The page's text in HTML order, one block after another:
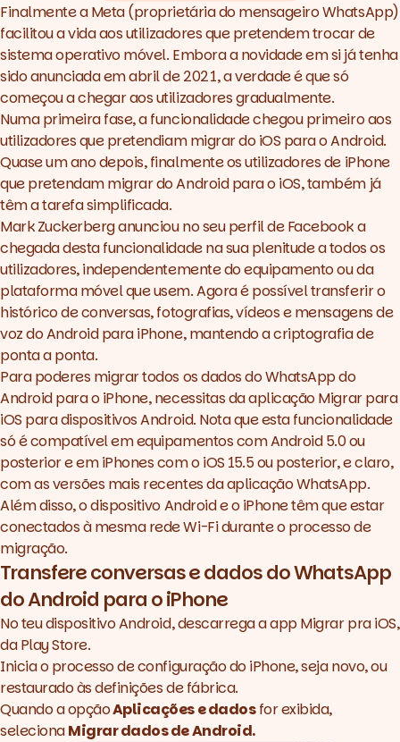
Finalmente a Meta (proprietária do mensageiro WhatsApp)
facilitou a vida aos utilizadores que pretendem trocar de
sistema operativo móvel. Embora a novidade em si já tenha
sido anunciada em abril de 2021, a verdade é que só
começou a chegar aos utilizadores gradualmente.
Numa primeira fase, a funcionalidade chegou primeiro aos
utilizadores que pretendiam migrar do iOS para oAndroid.
Quase um ano depois, finalmente os utilizadores de iPhone
que pretendam migrar do Android para o iOS, também já
têm a tarefa simplificada.
Mark Zuckerberg anunciou no seu perfil de Facebook a
chegada desta funcionalidade na sua plenitude a todos os
utilizadores, independentemente do equipamento ou da
plataforma móvel que usem. Agora é possível transferir o
histórico de conversas, fotografias, vídeos e mensagens de
voz do Android para iPhone, mantendo a criptografia de
ponta a ponta.
Para poderes migrar todos os dados do WhatsApp do
Androidpara o iPhone, necessitas da aplicação Migrar para
iOS para dispositivos Android. Nota que esta funcionalidade
só é compatível em equipamentos com Android 5.0 ou
posterior e em iPhones com o iOS 15.5 ou posterior, e claro,
com as versões mais recentes da aplicação WhatsApp.
Além disso, o dispositivo Android e o iPhone têm que estar
conectados à mesma rede Wi-Fi durante o processo de
migração.
Transfere conversas e dados do WhatsApp
do Android para o iPhone
No teu dispositivo Android,descarrega a app Migrar pra iOS,
da Play Store.
Inicia o processo de configuração do iPhone, seja novo, ou
restaurado às definições de fábrica.
Quando a opçãoAplicações e dadosfor exibida,
selecionaMigrar dados de Android.